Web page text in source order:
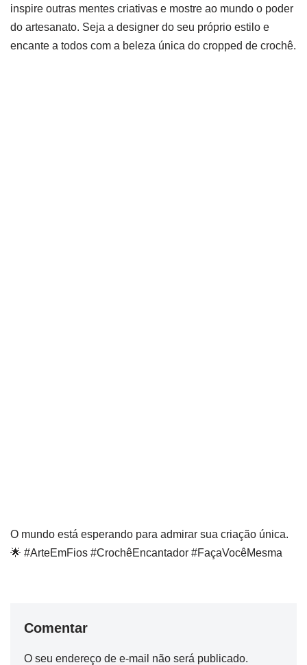
inspire outras mentes criativas e mostre ao mundo o poder
do artesanato. Seja a designer do seu próprio estilo e
encante a todos com a beleza única do cropped de crochê.
O mundo está esperando para admirar sua criação única.
🌟 #ArteEmFios #CrochêEncantador #FaçaVocêMesma
Comentar
O seu endereço de e-mail não será publicado.